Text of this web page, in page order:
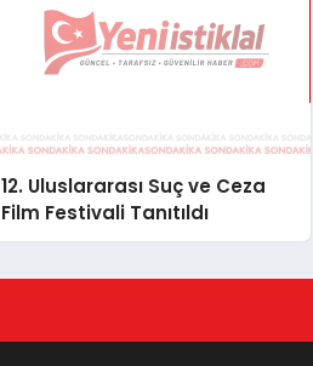
12. Uluslararası Suç ve Ceza
Film Festivali Tanıtıldı